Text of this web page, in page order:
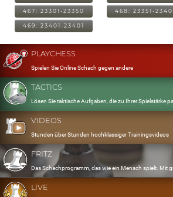
467: 23301-23350 468: 23351-
469: 23401-23401
PLAYCHESS
Spielen Sie Online Schach gegen andere
TACTICS
Lösen Sie taktische Aufgaben, die zu Ihrer Spielstärke
VIDEOS
Stunden über Stunden hochklassiger Trainingsvideos
FRITZ
Das Schachprogramm, das wie ein Mensch spielt. Mit
LIVE